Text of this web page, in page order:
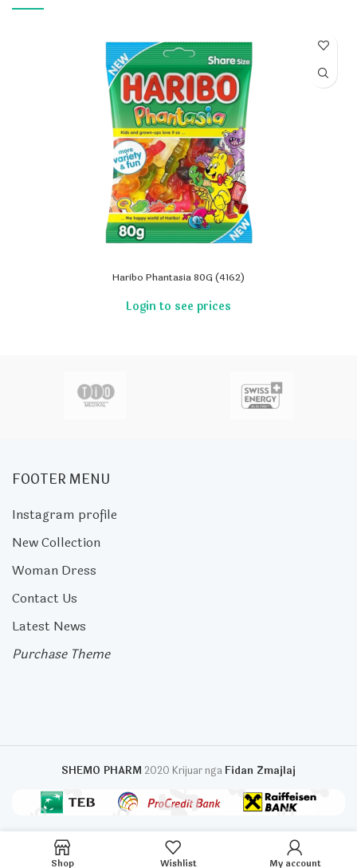
Haribo Phantasia 80G (4162)
FOOTER MENU
Instagram profile
New Collection
Woman Dress
Contact Us
Latest News
Purchase Theme
SHEMO PHARM 2020 Krijuar ngaFidan Zmajlaj
Shop Wishlist My account